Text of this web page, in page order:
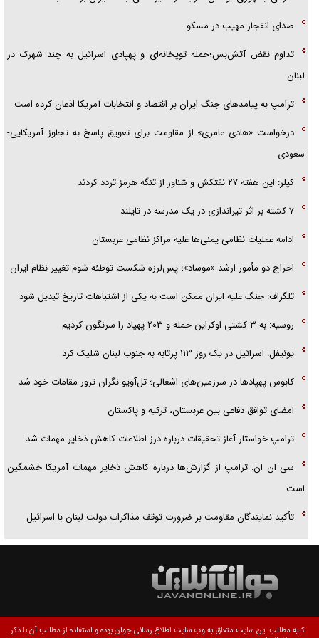
صدای انفجار مهیب در مسکو
تداوم نقض آتش‌بس؛حمله توپخانه‌ای و پهپادی اسرائیل به چند شهرک در
لبنان
ترامپ به پیامدهای جنگ ایران بر اقتصاد و انتخابات آمریکا اذعان کرده است
درخواست «هادی عامری» از مقاومت برای تعویق پاسخ به تجاوز آمریکایی-
سعودی
کپلر: این هفته ۲۷ نفتکش و شناور از تنگه هرمز تردد کردند
۷ کشته بر اثر تیراندازی در یک مدرسه در تایلند
ادامه عملیات نظامی یمنی‌ها علیه مراکز نظامی عربستان
اخراج دو مأمور ارشد «موساد»؛ پس‌لرزه شکست توطئه شوم تغییر نظام ایران
تلگراف: جنگ علیه ایران ممکن است به یکی از اشتباهات تاریخ تبدیل شود
روسیه: به ۳ کشتی اوکراین حمله و ۲۰۳ پهپاد را سرنگون کردیم
یونیفل: اسرائیل در یک روز ۱۱۳ پرتابه به جنوب لبنان شلیک کرد
کابوس پهپادها در سرزمین‌های اشغالی؛ تل‌آویو نگران ترور مقامات خود شد
امضای توافق دفاعی بین عربستان، ترکیه و پاکستان
ترامپ خواستار آغاز تحقیقات درباره درز اطلاعات کاهش ذخایر مهمات شد
سی ان ان: ترامپ از گزارش‌ها درباره کاهش ذخایر مهمات آمریکا خشمگین
است
تأکید نمایندگان مقاومت بر ضرورت توقف مذاکرات دولت لبنان با اسرائیل
کلیه مطالب این سایت متعلق به وب سایت اطلاع رسانی جوان بوده و استفاده از مطالب آن با ذکر